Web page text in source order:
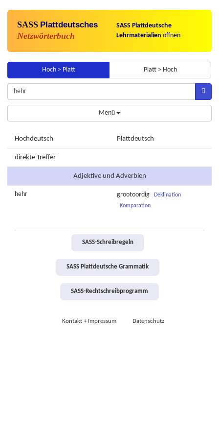
SASS Plattdeutsches
Netzwörterbuch
SASS Plattdeutsche
Lehrmaterialien öffnen
Hoch > Platt Platt > Hoch
Menü
Hochdeutsch Plattdeutsch
direkte Treffer
Adjektive und Adverbien
hehr grootoordig
Deklination
Komparation
SASS-Schreibregeln
SASS Plattdeutsche Grammatik
SASS-Rechtschreibprogramm
Kontakt + Impressum Datenschutz